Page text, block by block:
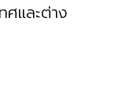
ศและต่าง